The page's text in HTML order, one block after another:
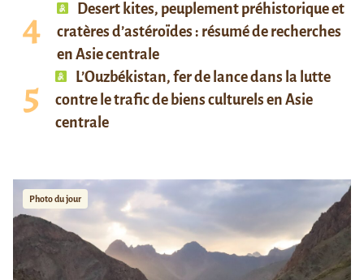
Desert kites, peuplement préhistorique et
cratères d’astéroïdes : résumé de recherches
en Asie centrale
L’Ouzbékistan, fer de lance dans la lutte
contre le trafic de biens culturels en Asie
centrale
Photo du jour